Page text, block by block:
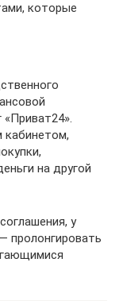
которые
«Приват24».
кабинетом,
на другой
у
пролонгировать